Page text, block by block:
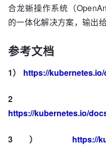
合龙蜥操作系统（
的一体化解决方案，输出
参考文档
1） https://
2
https://kubernetes.io/
3）
https://